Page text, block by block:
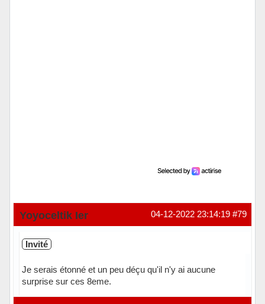
#79
04-12-2022 23:14:19
Yoyoceltik Ier
Invité
Je serais étonné et un peu déçu qu'il n'y ai aucune
surprise sur ces 8eme.